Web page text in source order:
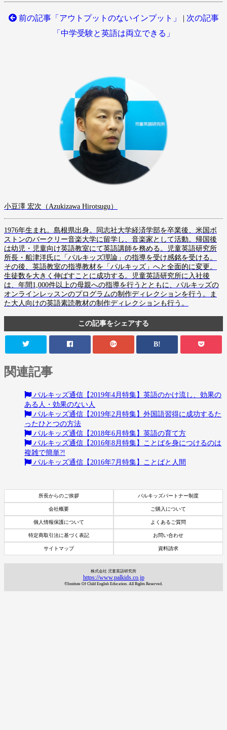
前の記事「アウトプットのないインプット」 | 次の記事
「中学受験と英語は両立できる」
小豆澤 宏次（Azukizawa Hirotsugu）
1976年生まれ。島根県出身。同志社大学経済学部を卒業後、米国ボ
ストンのバークリー音楽大学に留学し、音楽家として活動。帰国後
は幼児・児童向け英語教室にて英語講師を務める。児童英語研究所
所長・船津洋氏に「パルキッズ理論」の指導を受け感銘を受ける。
その後、英語教室の指導教材を「パルキッズ」へと全面的に変更。
生徒数を大きく伸ばすことに成功する。児童英語研究所に入社後
は、年間1,000件以上の母親への指導を行うとともに、パルキッズの
オンラインレッスンのプログラムの制作ディレクションを行う。ま
た大人向けの英語素読教材の制作ディレクションも行う。
この記事をシェアする
B!
関連記事
パルキッズ通信【2019年4月特集】英語のかけ流し、効果の
ある人・効果のない人
パルキッズ通信【2019年2月特集】外国語習得に成功するた
ったひとつの方法
パルキッズ通信【2018年6月特集】英語の育て方
パルキッズ通信【2016年8月特集】ことばを身につけるのは
複雑で簡単?!
パルキッズ通信【2016年7月特集】ことばと人間
所長からのご挨拶 パルキッズパートナー制度
会社概要 ご購入について
個人情報保護について よくあるご質問
特定商取引法に基づく表記 お問い合わせ
サイトマップ 資料請求
株式会社 児童英語研究所
https://www.palkids.co.jp
©Institute Of Child English Education. All Rights Reserved.